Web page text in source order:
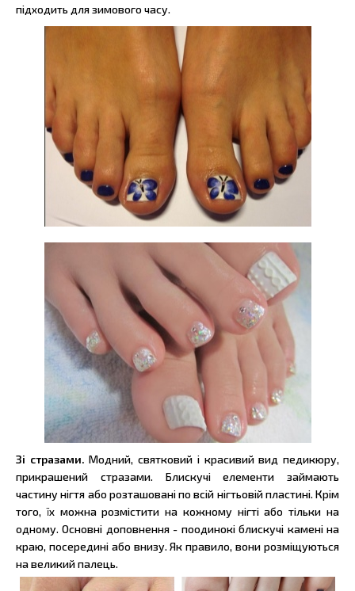
підходить для зимового часу.
Зі стразами.Модний, святковий і красивий вид педикюру,
прикрашений стразами. Блискучі елементи займають
частину нігтя або розташовані по всій нігтьовій пластині. Крім
того, їх можна розмістити на кожному нігті або тільки на
одному. Основні доповнення - поодинокі блискучі камені на
краю, посередині або внизу. Як правило, вони розміщуються
на великий палець.